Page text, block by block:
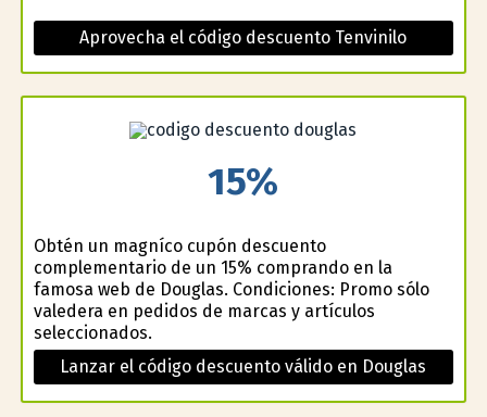
Aprovecha el código descuento Tenvinilo
15%
Obtén un magnífico cupón descuento
complementario de un 15% comprando en la
famosa web de Douglas. Condiciones: Promo sólo
valedera en pedidos de marcas y artículos
seleccionados.
Lanzar el código descuento válido en Douglas